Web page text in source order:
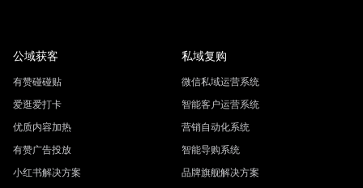
公域获客
有赞碰碰贴
爱逛爱打卡
优质内容加热
有赞广告投放
小红书解决方案
私域复购
微信私域运营系统
智能客户运营系统
营销自动化系统
智能导购系统
品牌旗舰解决方案